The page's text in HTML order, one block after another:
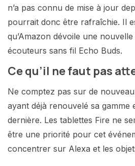
n’a pas connu de mise à jour
pourrait donc être rafraîchie. Il
qu’Amazon dévoile une
écouteurs sans fil Echo Buds.
Ce qu’il ne faut pas
Ne comptez pas sur de
ayant déjà renouvelé sa gamme
dernière. Les tablettes Fire ne
être une priorité pour cet
concentrer sur Alexa et les